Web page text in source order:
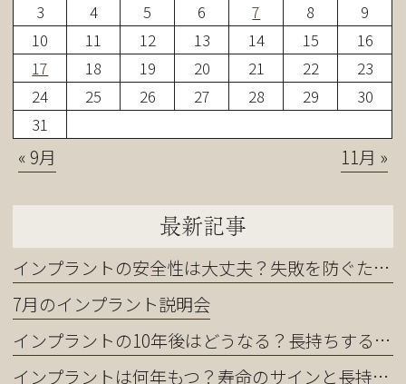
3
4 5 6 7 8
9
10
11 12 13 14 15
16
17
18 19 20 21 22
23
24
25 26 27 28 29
30
31
« 9月 11月 »
最新記事
インプラントの安全性は大丈夫？失敗を防ぐために知るべきこと
7月のインプラント説明会
インプラントの10年後はどうなる？長持ちする人・しない人の違い
インプラントは何年もつ？寿命のサインと長持ちさせるコツ